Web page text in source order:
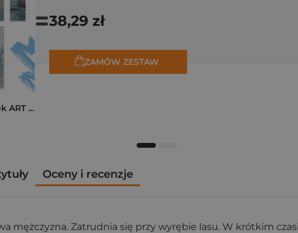
Pakiet zakładek ART Monet
=38,29 zł
ZAMÓW ZESTAW
Oceny i recenzje
mężczyzna. Zatrudnia się przy wyrębie lasu. W krótkim